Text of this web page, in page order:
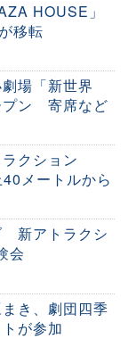
HOUSE」
移転
場「新世界
プン 寄席など
クション
メートルから
新アトラクシ
会
き、劇団四季
が参加